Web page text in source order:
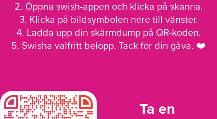
2. Öppna swish-appen och klicka på skanna.
3. Klicka på bildsymbolen nere till vänster.
4. Ladda upp din skärmdump på QR-koden.
5. Swisha valfritt belopp. Tack för din gåva. ❤️
Ta en